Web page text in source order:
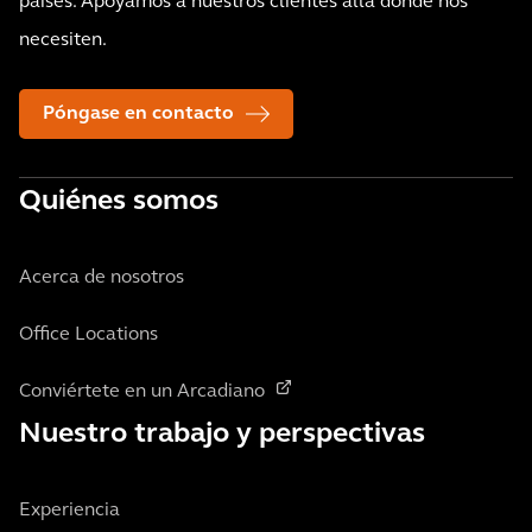
necesiten.
Póngase en contacto
Quiénes somos
Acerca de nosotros
Office Locations
Conviértete en un Arcadiano
Nuestro trabajo y perspectivas
Experiencia